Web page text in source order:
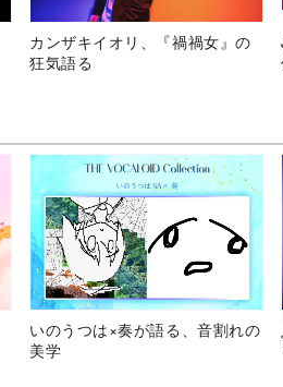
カンザキイオリ、『禍禍女』の
狂気語る
いのうつは×奏が語る、音割れの
美学